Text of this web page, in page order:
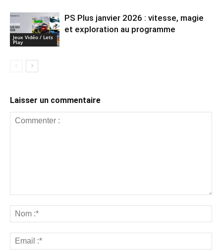
Jeux Vidéo / Lets
Play
PS Plus janvier 2026 : vitesse, magie
et exploration au programme
Laisser un commentaire